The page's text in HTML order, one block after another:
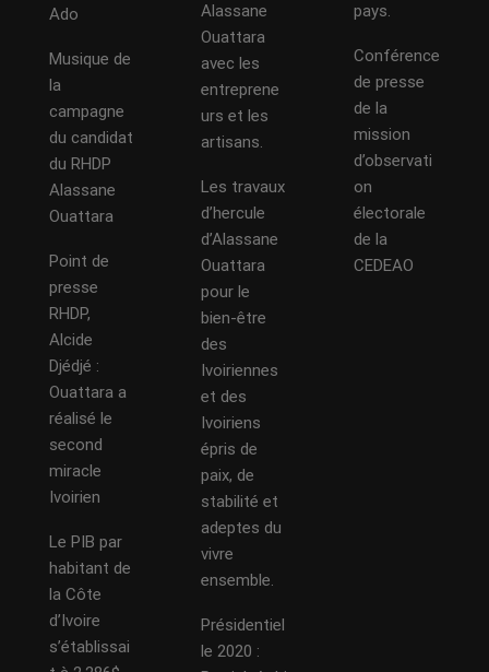
Ado
Musique de
la
campagne
du candidat
du RHDP
Alassane
Ouattara
Point de
presse
RHDP,
Alcide
Djédjé :
Ouattara a
réalisé le
second
miracle
Ivoirien
Le PIB par
habitant de
la Côte
d’Ivoire
s’établissai
Alassane
Ouattara
avec les
entreprene
urs et les
artisans.
Les travaux
d’hercule
d’Alassane
Ouattara
pour le
bien-être
des
Ivoiriennes
et des
Ivoiriens
épris de
paix, de
stabilité et
adeptes du
vivre
ensemble.
Présidentiel
le 2020 :
pays.
Conférence
de presse
de la
mission
d’observati
on
électorale
de la
CEDEAO